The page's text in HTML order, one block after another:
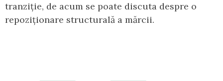
tranziție, de acum se poate discuta despre o
repoziționare structurală a mărcii.